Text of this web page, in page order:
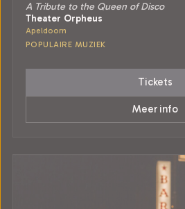
A Tribute to the Queen of Disco
Theater Orpheus
Apeldoorn
POPULAIRE MUZIEK
Tickets
Meer info